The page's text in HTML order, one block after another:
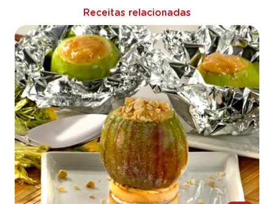
Receitas relacionadas